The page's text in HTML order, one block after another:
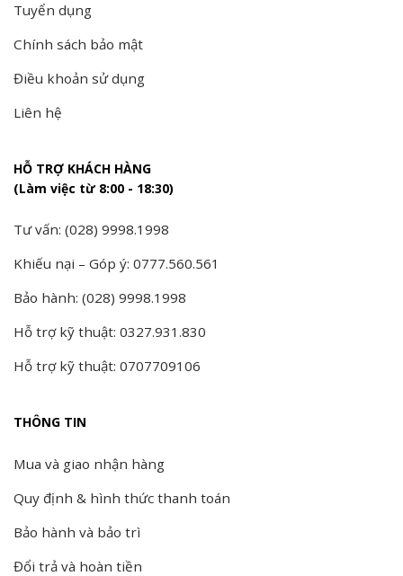
Tuyển dụng
Chính sách bảo mật
Điều khoản sử dụng
Liên hệ
HỖ TRỢ KHÁCH HÀNG
(Làm việc từ 8:00 - 18:30)
Tư vấn: (028) 9998.1998
Khiếu nại – Góp ý: 0777.560.561
Bảo hành: (028) 9998.1998
Hỗ trợ kỹ thuật: 0327.931.830
Hỗ trợ kỹ thuật: 0707709106
THÔNG TIN
Mua và giao nhận hàng
Quy định & hình thức thanh toán
Bảo hành và bảo trì
Đổi trả và hoàn tiền